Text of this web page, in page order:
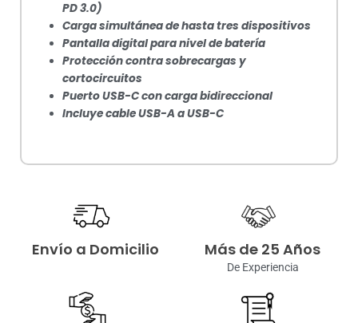
PD 3.0)
Carga simultánea de hasta tres dispositivos
Pantalla digital para nivel de batería
Protección contra sobrecargas y
cortocircuitos
Puerto USB-C con carga bidireccional
Incluye cable USB-A a USB-C
Envío a Domicilio Más de 25 Años
De Experiencia